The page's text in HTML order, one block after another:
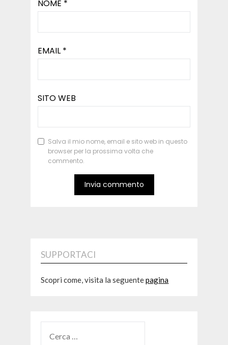
NOME *
EMAIL *
SITO WEB
Salva il mio nome, email e sito web in questo
browser per la prossima volta che
commento.
SUPPORTACI
Scopri come, visita la seguentepagina
PER: